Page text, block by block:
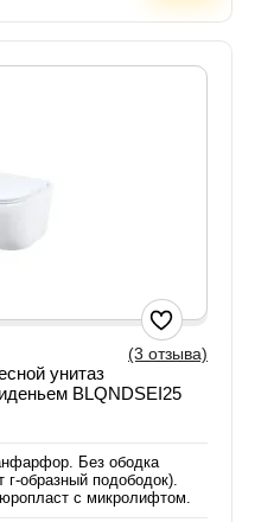
(3 отзыва)
унитаз
BLQNDSEI25
Без ободка
г-образный подободок).
с микролифтом.